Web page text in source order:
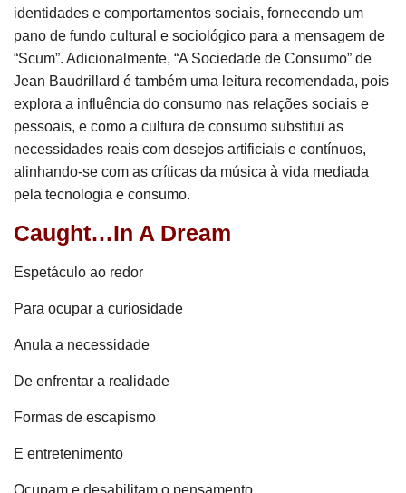
identidades e comportamentos sociais, fornecendo um
pano de fundo cultural e sociológico para a mensagem de
“Scum”. Adicionalmente, “A Sociedade de Consumo” de
Jean Baudrillard é também uma leitura recomendada, pois
explora a influência do consumo nas relações sociais e
pessoais, e como a cultura de consumo substitui as
necessidades reais com desejos artificiais e contínuos,
alinhando-se com as críticas da música à vida mediada
pela tecnologia e consumo.
Caught…In A Dream
Espetáculo ao redor
Para ocupar a curiosidade
Anula a necessidade
De enfrentar a realidade
Formas de escapismo
E entretenimento